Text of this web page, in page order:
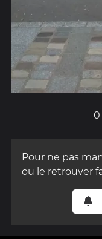
0
Pour ne pas
ou le retrouver